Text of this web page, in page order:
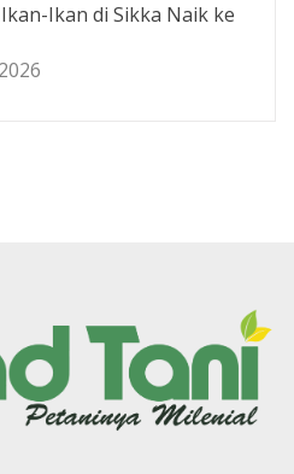
Ikan di Sikka Naik ke